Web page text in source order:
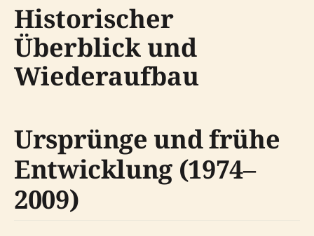
Historischer
Überblick und
Wiederaufbau
Ursprünge und frühe
Entwicklung (1974–
2009)